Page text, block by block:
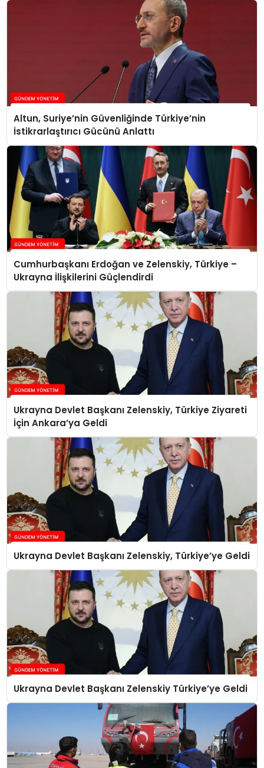
Altun, Suriye’nin Güvenliğinde Türkiye’nin
İstikrarlaştırıcı Gücünü Anlattı
Cumhurbaşkanı Erdoğan ve Zelenskiy, Türkiye –
Ukrayna İlişkilerini Güçlendirdi
Ukrayna Devlet Başkanı Zelenskiy, Türkiye Ziyareti
İçin Ankara’ya Geldi
Ukrayna Devlet Başkanı Zelenskiy, Türkiye’ye Geldi
Ukrayna Devlet Başkanı Zelenskiy Türkiye’ye Geldi